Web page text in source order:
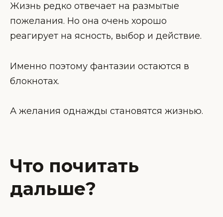
Жизнь редко отвечает на размытые
пожелания. Но она очень хорошо
реагирует на ясность, выбор и действие.
Именно поэтому фантазии остаются в
блокнотах.
А желания однажды становятся жизнью.
Что почитать
дальше?